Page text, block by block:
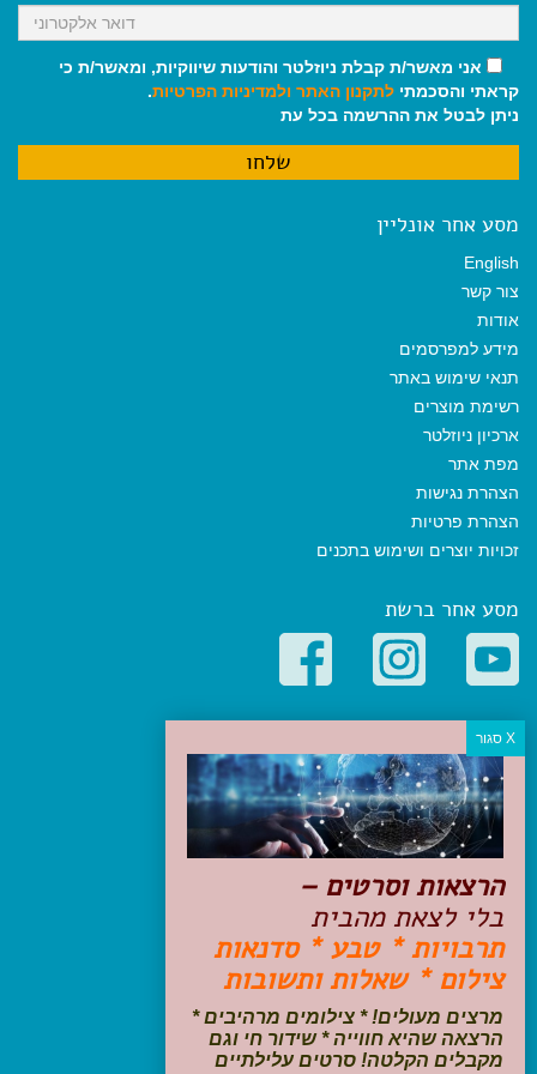
אני מאשר/ת קבלת ניוזלטר והודעות שיווקיות, ומאשר/ת כי
קראתי והסכמתי לתקנון האתר ולמדיניות הפרטיות.
ניתן לבטל את ההרשמה בכל עת
מסע אחר אונליין
English
צור קשר
אודות
מידע למפרסמים
תנאי שימוש באתר
רשימת מוצרים
ארכיון ניוזלטר
מפת אתר
הצהרת נגישות
הצהרת פרטיות
זכויות יוצרים ושימוש בתכנים
מסע אחר ברשת
קטגוריות פופולריות
יעדים
טיולים בישראל
מלונות בוטיק בישראל
טיפים והמלצות
הכנות לנסיעה
טיולי ג'יפים
טיולים עם ילדים
שייט, הפלגות, קרוזים
עקבו אחרינו בפייסבוק
הרצאות וסרטים –
בלי לצאת מהבית
תרבויות * טבע * סדנאות
צילום * שאלות ותשובות
מרצים מעולים! * צילומים מרהיבים *
הרצאה שהיא חווייה * שידור חי וגם
מקבלים הקלטה! סרטים עלילתיים